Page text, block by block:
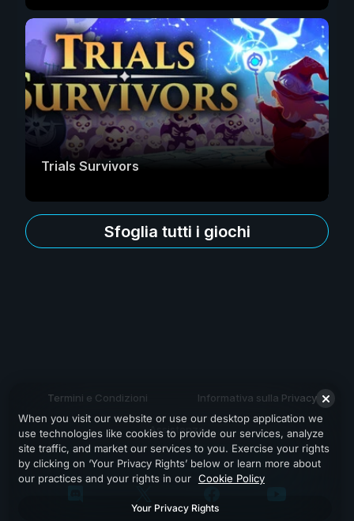
Trials Survivors
Sfoglia tutti i giochi
Termini e Condizioni Informativa sulla Privacy
Assistenza
When you visit our website or use our desktop application we
use technologies like cookies to provide our services, analyze
site traffic, and market our services to you. Exercise your rights
by clicking on ‘Your Privacy Rights’ below or learn more about
our practices and your rights in our Cookie Policy
Your Privacy Rights